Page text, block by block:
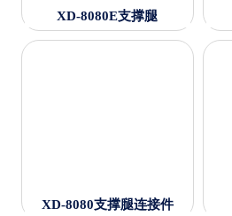
XD-8080E支撑腿
XD-8080支撑腿连接件